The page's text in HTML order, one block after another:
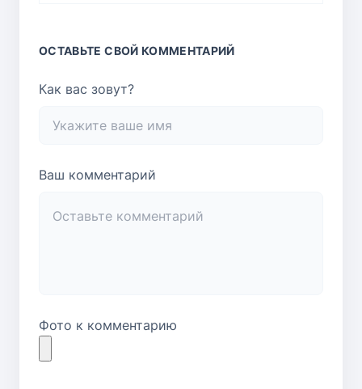
ОСТАВЬТЕ СВОЙ КОММЕНТАРИЙ
Как вас зовут?
Ваш комментарий
Фото к комментарию